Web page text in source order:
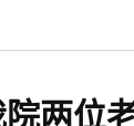
两位